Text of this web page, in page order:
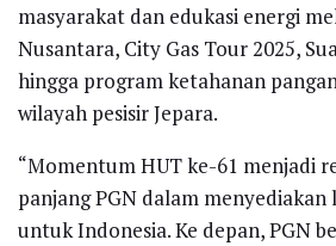
masyarakat dan edukasi energi
Nusantara, City Gas Tour 2025,
hingga program ketahanan
wilayah pesisir Jepara.
“Momentum HUT ke-61 menjadi
panjang PGN dalam menyediakan
untuk Indonesia. Ke depan, PGN